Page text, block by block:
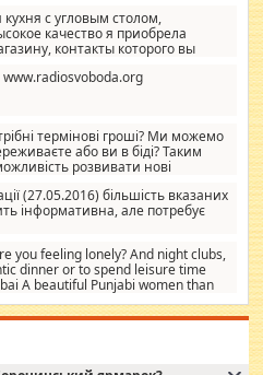
креативненько и что главное -
наворотов удорожающих
кухня с угловым столом,
качество я приобрела
контакты которого вы
термінові гроші? Ми можемо
або ви в біді? Таким
розвивати нові
дати їм шанс. Кожен
влада не зможе, вони
нас нема багато суми, і зрілість
і нічого іншого. Не чекайте і не
яку ви хочете подати, і ми
зв'яжіться з нами
Вам потрібні термінові
(27.05.2016) більшість вказаних
інформативна, але потребує
you feeling lonely? And night clubs,
dinner or to spend leisure time
A beautiful Punjabi women than
you guys feel like 5 star luxury
search for loved solitaire free
and shapely body shapes.
friendly and cheerful girl.